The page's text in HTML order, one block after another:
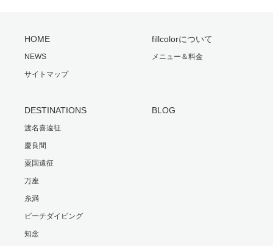
HOME
NEWS
サイトマップ
fillcolorについて
メニュー＆料金
DESTINATIONS
渡名喜遠征
慶良間
粟国遠征
万座
糸満
ビーチダイビング
知念
BLOG